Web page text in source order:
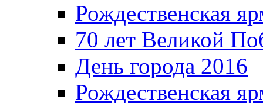
Рождественская
70 лет Великой
День города 2016
Рождественская